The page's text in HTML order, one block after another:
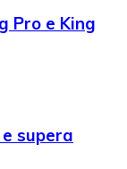
Pro e King
supera